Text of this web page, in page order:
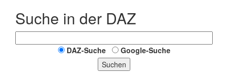
Suche in der DAZ
DAZ-Suche
Google-Suche
Suchen